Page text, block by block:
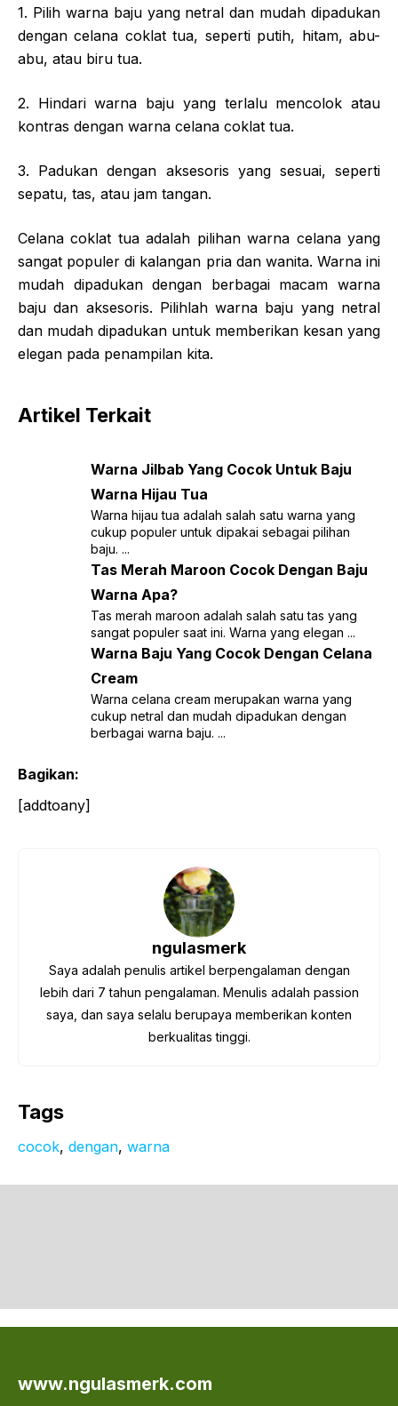
1. Pilih warna baju yang netral dan mudah dipadukan
dengan celana coklat tua, seperti putih, hitam, abu-
abu, atau biru tua.
2. Hindari warna baju yang terlalu mencolok atau
kontras dengan warna celana coklat tua.
3. Padukan dengan aksesoris yang sesuai, seperti
sepatu, tas, atau jam tangan.
Celana coklat tua adalah pilihan warna celana yang
sangat populer di kalangan pria dan wanita. Warna ini
mudah dipadukan dengan berbagai macam warna
baju dan aksesoris. Pilihlah warna baju yang netral
dan mudah dipadukan untuk memberikan kesan yang
elegan pada penampilan kita.
Artikel Terkait
Warna Jilbab Yang Cocok Untuk Baju
Warna Hijau Tua
Warna hijau tua adalah salah satu warna yang
cukup populer untuk dipakai sebagai pilihan
baju. ...
Tas Merah Maroon Cocok Dengan Baju
Warna Apa?
Tas merah maroon adalah salah satu tas yang
sangat populer saat ini. Warna yang elegan ...
Warna Baju Yang Cocok Dengan Celana
Cream
Warna celana cream merupakan warna yang
cukup netral dan mudah dipadukan dengan
berbagai warna baju. ...
Bagikan:
[addtoany]
ngulasmerk
Saya adalah penulis artikel berpengalaman dengan
lebih dari 7 tahun pengalaman. Menulis adalah passion
saya, dan saya selalu berupaya memberikan konten
berkualitas tinggi.
Tags
cocok, dengan, warna
www.ngulasmerk.com